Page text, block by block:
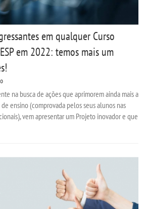
em qualquer Curso
em 2022: temos mais um
na busca de ações que aprimorem ainda mais a
ensino (comprovada pelos seus alunos nas
vem apresentar um Projeto inovador e que